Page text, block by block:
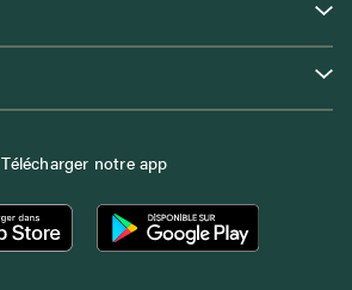
Télécharger notre app